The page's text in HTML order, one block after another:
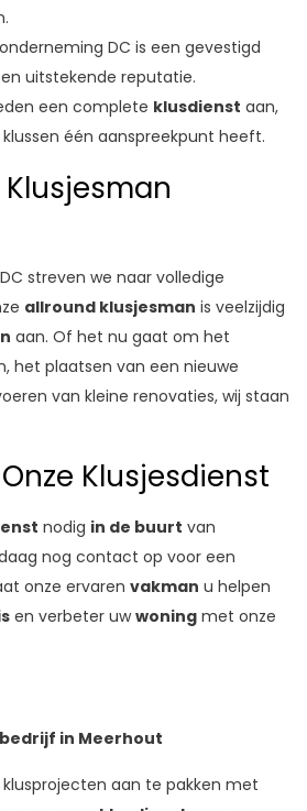
DC is een gevestigd
uitstekende reputatie.
een complete klusdienst aan,
één aanspreekpunt heeft.
streven we naar volledige
allround klusjesman is veelzijdig
aan. Of het nu gaat om het
het plaatsen van een nieuwe
van kleine renovaties, wij staan
Klusjesdienst
nodig in de buurt van
nog contact op voor een
onze ervaren vakman u helpen
en verbeter uwwoning met onze
in Meerhout
aan te pakken met